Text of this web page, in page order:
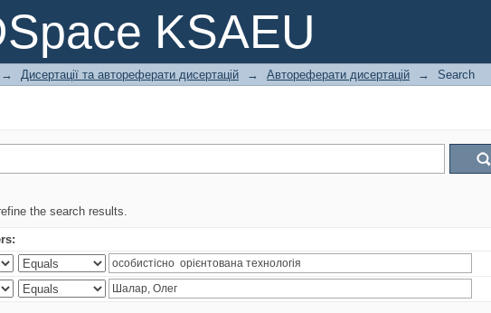
KSAEU
→ Дисертації та автореферати дисертацій → Автореферати дисертацій → Search
the search results.